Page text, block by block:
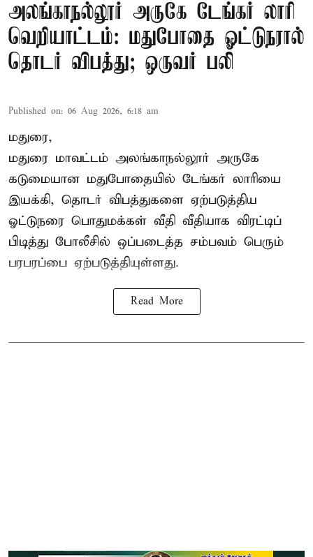
அலங்காநல்லூர் அருகே டேங்கர் லாரி
வெறியாட்டம்: மதுபோதை ஓட்டுநரால்
தொடர் விபத்து; ஒருவர் பலி
Published on: 06 Aug 2026, 6:18 am
மதுரை,
மதுரை மாவட்டம் அலங்காநல்லூர் அருகே
கடுமையான மதுபோதையில் டேங்கர் லாரியை
இயக்கி, தொடர் விபத்துகளை ஏற்படுத்திய
ஓட்டுநரை பொதுமக்கள் வீதி வீதியாக விரட்டிப்
பிடித்து போலீசில் ஒப்படைத்த சம்பவம் பெரும்
பரபரப்பை ஏற்படுத்தியுள்ளது.
Read More